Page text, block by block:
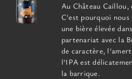
Au Château Caillou,
C'est pourquoi
une bière élevée
partenariat avec la
de caractère,
l'IPA est
la barrique.